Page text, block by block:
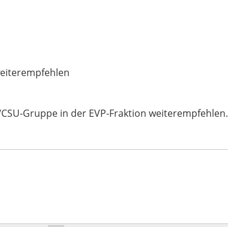
Gruppe in der EVP-Fraktion weiterempfehlen.